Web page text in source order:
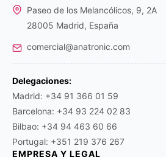
Paseo de los Melancólicos, 9, 2A
28005 Madrid, España
comercial@anatronic.com
Delegaciones:
Madrid: +34 91 366 01 59
Barcelona: +34 93 224 02 83
Bilbao: +34 94 463 60 66
Portugal: +351 219 376 267
EMPRESA Y LEGAL